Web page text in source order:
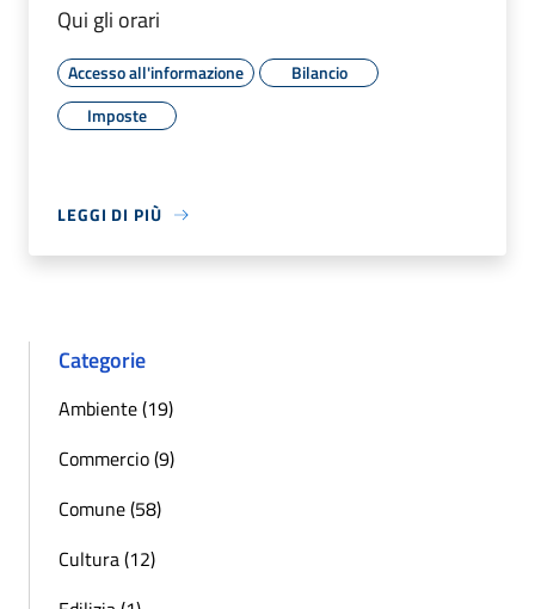
Qui gli orari
Accesso all'informazione
Bilancio
Imposte
LEGGI DI PIÙ
Categorie
Ambiente (19)
Commercio (9)
Comune (58)
Cultura (12)